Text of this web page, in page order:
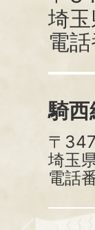
埼
電
騎西
〒
埼玉
電話